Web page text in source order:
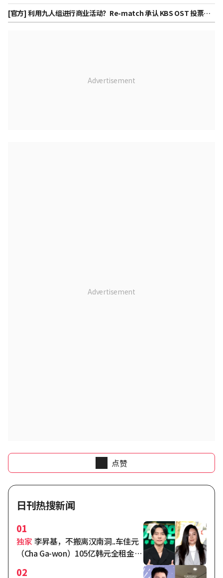
[官方] 利用九人组进行商业活动？Re-match 承认 KBS OST 投票欺
诈争议
点赞
日刊热搜新闻
01
独家 李昇基，不搬离汉南洞..车佳元
（Cha Ga-won）105亿韩元全租金纠
02